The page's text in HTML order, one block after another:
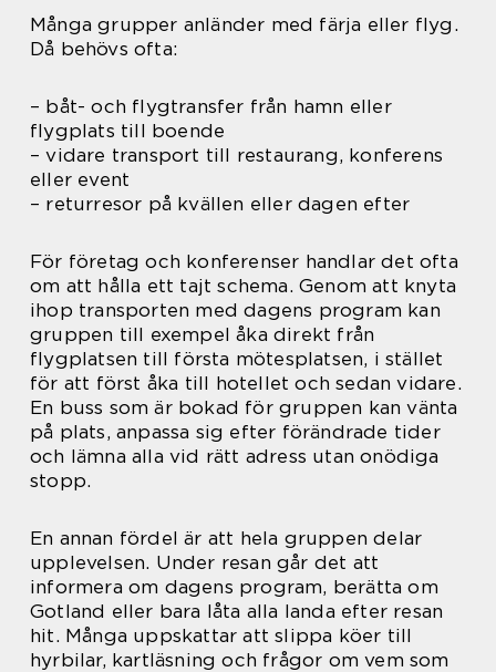
Många grupper anländer med färja eller flyg.
Då behövs ofta:
– båt- och flygtransfer från hamn eller
flygplats till boende
– vidare transport till restaurang, konferens
eller event
– returresor på kvällen eller dagen efter
För företag och konferenser handlar det ofta
om att hålla ett tajt schema. Genom att knyta
ihop transporten med dagens program kan
gruppen till exempel åka direkt från
flygplatsen till första mötesplatsen, i stället
för att först åka till hotellet och sedan vidare.
En buss som är bokad för gruppen kan vänta
på plats, anpassa sig efter förändrade tider
och lämna alla vid rätt adress utan onödiga
stopp.
En annan fördel är att hela gruppen delar
upplevelsen. Under resan går det att
informera om dagens program, berätta om
Gotland eller bara låta alla landa efter resan
hit. Många uppskattar att slippa köer till
hyrbilar, kartläsning och frågor om vem som